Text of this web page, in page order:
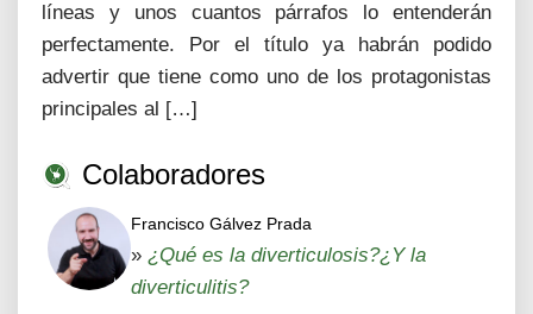
líneas y unos cuantos párrafos lo entenderán
perfectamente. Por el título ya habrán podido
advertir que tiene como uno de los protagonistas
principales al […]
Colaboradores
Francisco Gálvez Prada
» ¿Qué es la diverticulosis?¿Y la
diverticulitis?